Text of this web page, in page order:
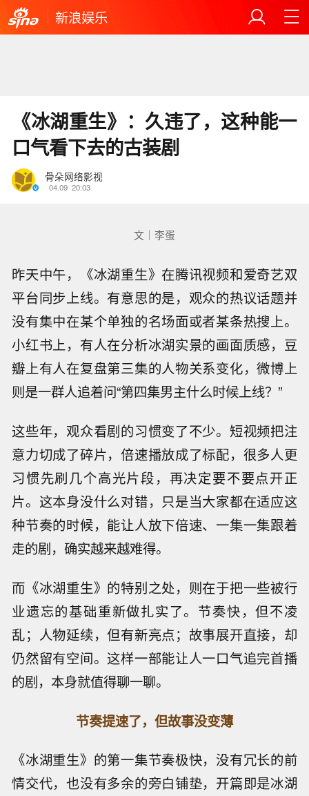
新浪娱乐
《冰湖重生》：久违了，这种能一
口气看下去的古装剧
骨朵网络影视
04.09 20:03
文｜李蛋
昨天中午，《冰湖重生》在腾讯视频和爱奇艺双
平台同步上线。有意思的是，观众的热议话题并
没有集中在某个单独的名场面或者某条热搜上。
小红书上，有人在分析冰湖实景的画面质感，豆
瓣上有人在复盘第三集的人物关系变化，微博上
则是一群人追着问“第四集男主什么时候上线？”
这些年，观众看剧的习惯变了不少。短视频把注
意力切成了碎片，倍速播放成了标配，很多人更
习惯先刷几个高光片段，再决定要不要点开正
片。这本身没什么对错，只是当大家都在适应这
种节奏的时候，能让人放下倍速、一集一集跟着
走的剧，确实越来越难得。
而《冰湖重生》的特别之处，则在于把一些被行
业遗忘的基础重新做扎实了。节奏快，但不凌
乱；人物延续，但有新亮点；故事展开直接，却
仍然留有空间。这样一部能让人一口气追完首播
的剧，本身就值得聊一聊。
节奏提速了，但故事没变薄
《冰湖重生》的第一集节奏极快，没有冗长的前
情交代，也没有多余的旁白铺垫，开篇即是冰湖